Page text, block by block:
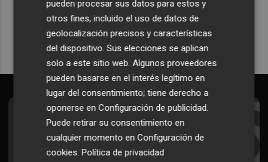
Quiero suscribirme
Suscríbete al Boletín
Todos los días a primera hora en tu email
pueden procesar sus datos para estos y
otros fines, incluido el uso de datos de
geolocalización precisos y características
del dispositivo. Sus elecciones se aplican
solo a este sitio web. Algunos proveedores
pueden basarse en el interés legítimo en
lugar del consentimiento; tiene derecho a
oponerse enConfiguración de publicidad
Puede retirar su consentimiento en
cualquier momento enConfiguración de
cookies .Política de privacidad